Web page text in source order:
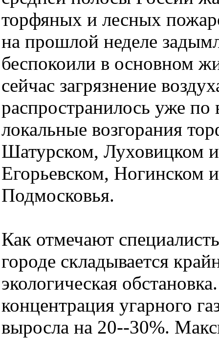
торфяных и лесных
на прошлой неделе
беспокоили в основном
сейчас загрязнение
распространилось уже по
локальные возгорания
Шатурском, Луховицком
Егорьевском, Ногинском
Подмосковья.
Как отмечают
городе складывается
экологическая
концентрация угарного
выросла на 20--30%.